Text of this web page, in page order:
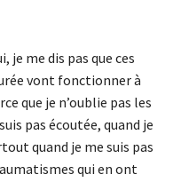
je me dis pas que ces
vont fonctionner à
que je n’oublie pas les
pas écoutée, quand je
quand je me suis pas
qui en ont